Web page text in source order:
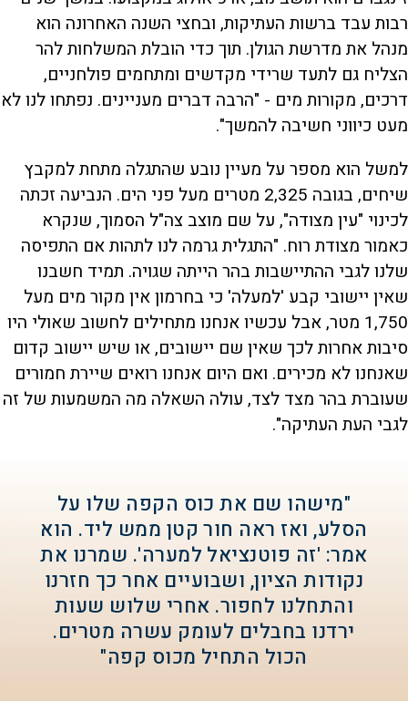
רבות עבד ברשות העתיקות, ובחצי השנה האחרונה הוא
מנהל את מדרשת הגולן. תוך כדי הובלת המשלחות להר
הצליח גם לתעד שרידי מקדשים ומתחמים פולחניים,
דרכים, מקורות מים - "הרבה דברים מעניינים. נפתחו לנו לא
מעט כיווני חשיבה להמשך".
למשל הוא מספר על מעיין נובע שהתגלה מתחת למקבץ
שיחים, בגובה 2,325 מטרים מעל פני הים. הנביעה זכתה
לכינוי "עין מצודה", על שם מוצב צה"ל הסמוך, שנקרא
כאמור מצודת רוח. "התגלית גרמה לנו לתהות אם התפיסה
שלנו לגבי ההתיישבות בהר הייתה שגויה. תמיד חשבנו
שאין יישובי קבע 'למעלה' כי בחרמון אין מקור מים מעל
1,750 מטר, אבל עכשיו אנחנו מתחילים לחשוב שאולי היו
סיבות אחרות לכך שאין שם יישובים, או שיש יישוב קדום
שאנחנו לא מכירים. ואם היום אנחנו רואים שיירת חמורים
שעוברת בהר מצד לצד, עולה השאלה מה המשמעות של זה
לגבי העת העתיקה".
"מישהו שם את כוס הקפה שלו על
הסלע, ואז ראה חור קטן ממש ליד. הוא
אמר: 'זה פוטנציאל למערה'. שמרנו את
נקודות הציון, ושבועיים אחר כך חזרנו
והתחלנו לחפור. אחרי שלוש שעות
ירדנו בחבלים לעומק עשרה מטרים.
הכול התחיל מכוס קפה"